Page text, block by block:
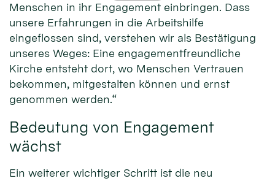
Menschen in ihr Engagement einbringen. Dass
unsere Erfahrungen in die Arbeitshilfe
eingeflossen sind, verstehen wir als Bestätigung
unseres Weges: Eine engagementfreundliche
Kirche entsteht dort, wo Menschen Vertrauen
bekommen, mitgestalten können und ernst
genommen werden.“
Bedeutung von Engagement
wächst
Ein weiterer wichtiger Schritt ist die neu